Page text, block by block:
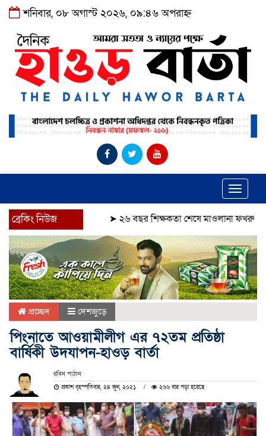
শনিবার, ০৮ অগাস্ট ২০২৬, ০৯:৪৬ অপরাহ্ন
Toggle
ব্রেকিং নিউজ ২৬ বছর শিক্ষকতা শেষে মাওলানা ফখরুলকে
প্রচ্ছেদ দেশজুড়ে
পিংনাতে আওয়ামীলীগ এর ৭২তম প্রতিষ্ঠা
বার্ষিকী উদযাপন-হাওড় বার্তা
রবিন পাঠান
প্রকাশ বৃহস্পতিবার, ২৪ জুন, ২০২১ ২৬৬ বার পড়া হয়েছে